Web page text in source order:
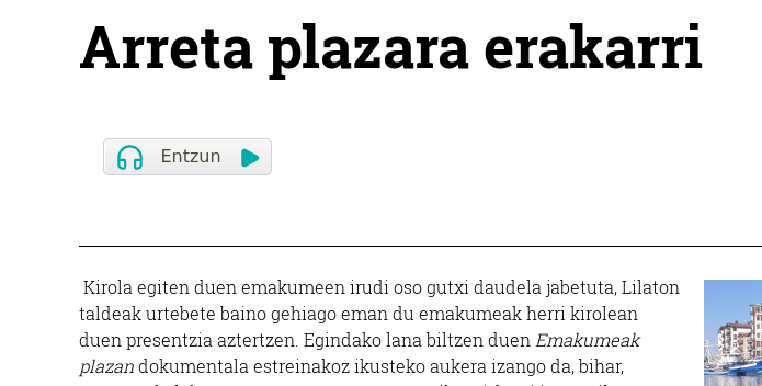
Arreta plazara erakarri
Kirola egiten duen emakumeen irudi oso gutxi daudela jabetuta, Lilaton
taldeak urtebete baino gehiago eman du emakumeak herri kirolean
duen presentzia aztertzen. Egindako lana biltzen duen Emakumeak
plazandokumentala estreinakoz ikusteko aukera izango da, bihar,